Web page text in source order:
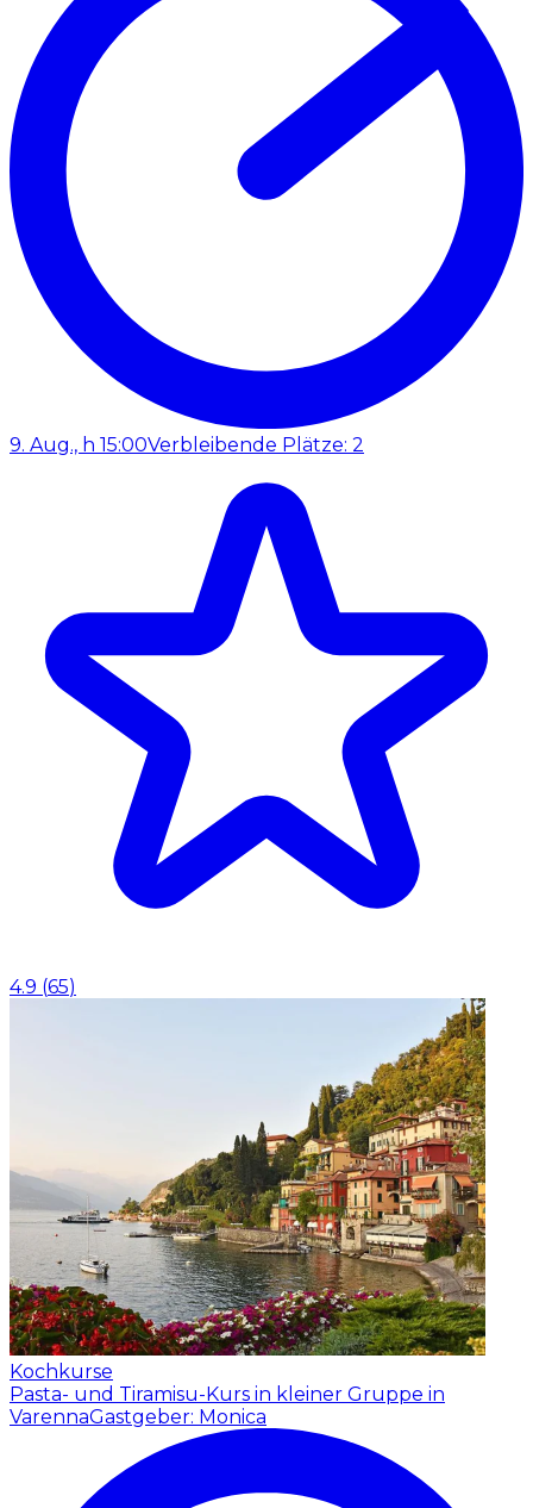
9. Aug., h 15:00Verbleibende Plätze: 2
4.9 (65)
Kochkurse
Pasta- und Tiramisu-Kurs in kleiner Gruppe in
VarennaGastgeber: Monica